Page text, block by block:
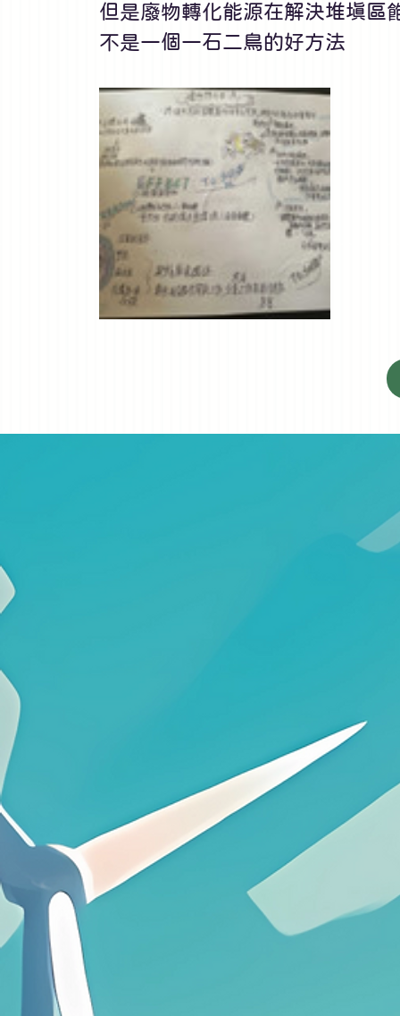
但是廢物轉化能源在解決堆填區
不是一個一石二鳥的好方法